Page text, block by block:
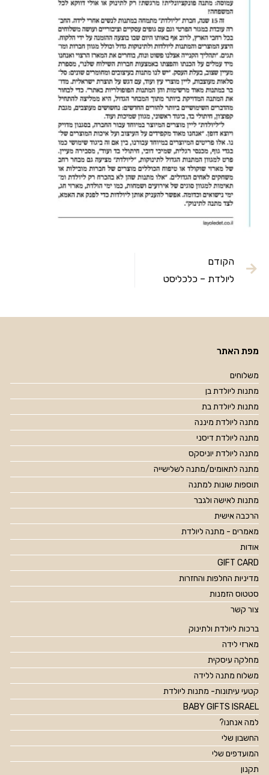
הקודם
ליולדת – כלכליסט
מפת האתר
משלוחים
מתנות ליולדת בן
מתנות ליולדת בת
מתנה ליולדת מיננה
מתנה ליולדת דיסני
מתנה ליולדת יוניסקס
מתנה לתאומים/מתנה לשלישייה
תוספות שונות למתנה
מתנות לאישה ולגבר
הרכבה אישית
מאמרים - מתנה ליולדת
אודות
GIFT CARD
מדיניות החלפות והחזרות
סטטוס הזמנות
צור קשר
ברכות ליולדת ולתינוק
מארזי לידה
מחלקה עיסקית
משלוח מתנה ללידה
קטעי עיתונות- מתנות ליולדת
BABY GIFTS ISRAEL
למה אנחנו?
החשבון שלי
המועדפים שלי
תקנון